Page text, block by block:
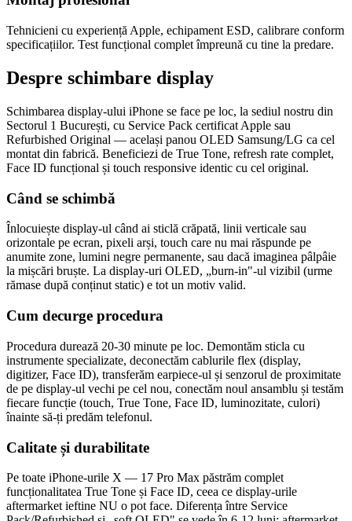
Tehnicieni cu experiență Apple, echipament ESD, calibrare conform
specificațiilor. Test funcțional complet împreună cu tine la predare.
Despre schimbare display
Schimbarea display-ului iPhone se face pe loc, la sediul nostru din
Sectorul 1 București, cu Service Pack certificat Apple sau
Refurbished Original — același panou OLED Samsung/LG ca cel
montat din fabrică. Beneficiezi de True Tone, refresh rate complet,
Face ID funcțional și touch responsive identic cu cel original.
Când se schimbă
Înlocuiește display-ul când ai sticlă crăpată, linii verticale sau
orizontale pe ecran, pixeli arși, touch care nu mai răspunde pe
anumite zone, lumini negre permanente, sau dacă imaginea pâlpâie
la mișcări bruște. La display-uri OLED, „burn-in"-ul vizibil (urme
rămase după conținut static) e tot un motiv valid.
Cum decurge procedura
Procedura durează 20-30 minute pe loc. Demontăm sticla cu
instrumente specializate, deconectăm cablurile flex (display,
digitizer, Face ID), transferăm earpiece-ul și senzorul de proximitate
de pe display-ul vechi pe cel nou, conectăm noul ansamblu și testăm
fiecare funcție (touch, True Tone, Face ID, luminozitate, culori)
înainte să-ți predăm telefonul.
Calitate și durabilitate
Pe toate iPhone-urile X — 17 Pro Max păstrăm complet
funcționalitatea True Tone și Face ID, ceea ce display-urile
aftermarket ieftine NU o pot face. Diferența între Service